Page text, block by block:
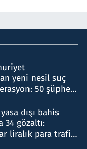
yeni nesil suç
50 şüpheli
dışı bahis
34 gözaltı:
liralık para trafiği